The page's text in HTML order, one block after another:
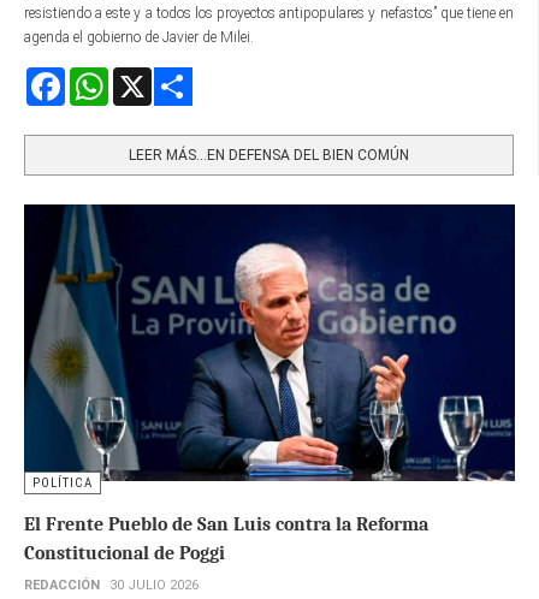
resistiendo a este y a todos los proyectos antipopulares y nefastos” que tiene en
agenda el gobierno de Javier de Milei.
FacebookWhatsApp
LEER MÁS…EN DEFENSA DEL BIEN COMÚN
POLÍTICA
El Frente Pueblo de San Luis contra la Reforma
Constitucional de Poggi
REDACCIÓN 30 JULIO 2026